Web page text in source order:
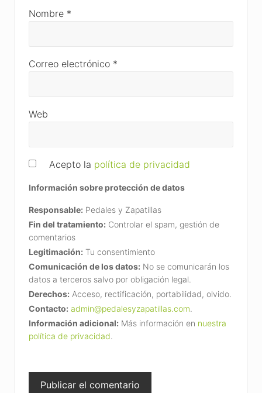
Nombre *
Correo electrónico *
Web
Acepto la política de privacidad
Información sobre protección de datos
Responsable: Pedales y Zapatillas
Fin del tratamiento: Controlar el spam, gestión de
comentarios
Legitimación: Tu consentimiento
Comunicación de los datos: No se comunicarán los
datos a terceros salvo por obligación legal.
Derechos: Acceso, rectificación, portabilidad, olvido.
Contacto: admin@pedalesyzapatillas.com.
Información adicional: Más información en nuestra
política de privacidad.